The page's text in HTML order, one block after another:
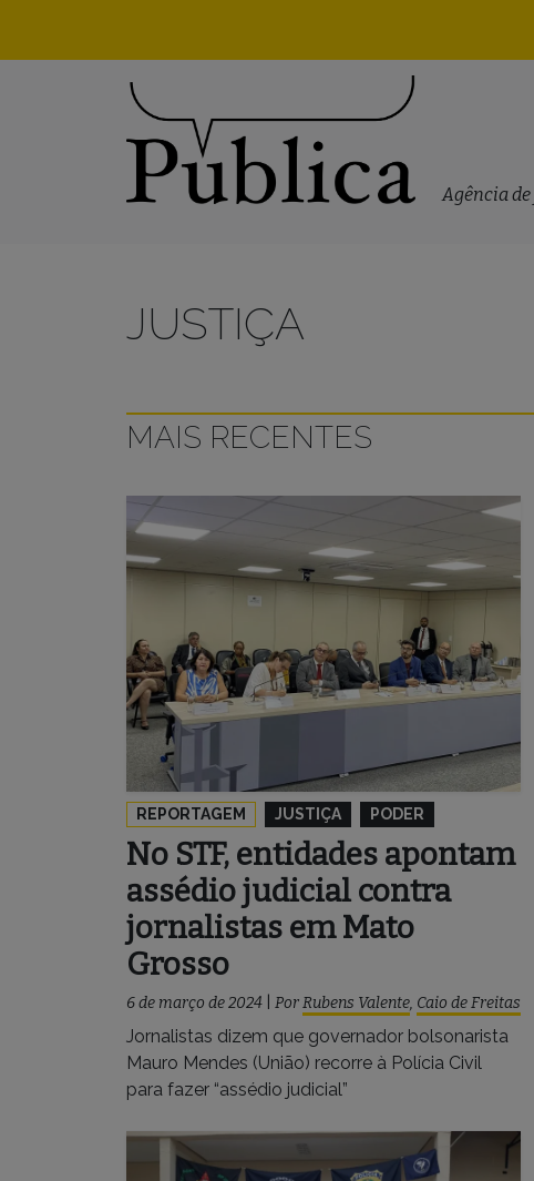
Agência
JUSTIÇA
MAIS RECENTES
REPORTAGEM JUSTIÇA PODER
No STF, entidades apontam
assédio judicial contra
jornalistas em Mato
Grosso
6 de março de 2024 PorRubens Valente, Caio de Freitas
Jornalistas dizem que governador bolsonarista
Mauro Mendes (União) recorre à Polícia Civil
para fazer “assédio judicial”